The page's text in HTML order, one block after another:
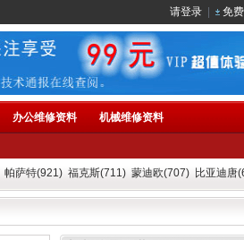
请登录 免
办公维修资料 机械维修资料
帕萨特(921) 福克斯(711) 蒙迪欧(707) 比亚迪唐